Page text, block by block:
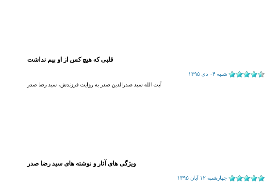
قلبی که هیچ کس از او بیم نداشت
آیت الله سید صدرالدین صدر به روایت فرزندش، سید رضا صدر
ویژگی های آثار و نوشته های سید رضا صدر